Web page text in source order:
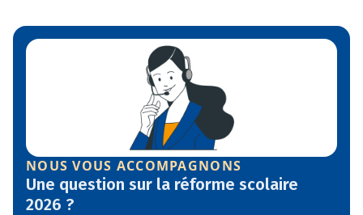
NOUS VOUS ACCOMPAGNONS
Une question sur la réforme scolaire
2026 ?